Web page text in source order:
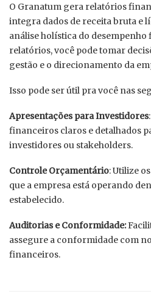
O Granatum gera relatórios
integra dados de receita bruta e
análise holística do desempenho
relatórios, você pode tomar
gestão e o direcionamento da
Isso pode ser útil pra você nas
Apresentações para Investidores
financeiros claros e detalhados
investidores ou stakeholders.
Controle Orçamentário: Utilize
que a empresa está operando
estabelecido.
Auditorias e Conformidade:
assegure a conformidade com
financeiros.